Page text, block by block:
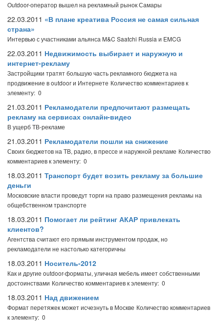
Outdoor-оператор вышел на рекламный рынок Самары
22.03.2011 «В плане креатива Россия не самая сильная
страна»
Интервью с участниками альянса M&C Saatchi Russia и EMCG
22.03.2011 Недвижимость выбирает и наружную и
интернет-рекламу
Застройщики тратят большую часть рекламного бюджета на
продвижение в outdoor и Интернете Количество комментариев к
элементу: 0
21.03.2011 Рекламодатели предпочитают размещать
рекламу на сервисах онлайн-видео
В ущерб ТВ-рекламе
21.03.2011 Рекламодатели пошли на снижение
Своих бюджетов на ТВ, радио, в прессе и наружной рекламе Количество
комментариев к элементу: 0
18.03.2011 Транспорт будет возить рекламу за большие
деньги
Московские власти проведут торги на право размещения рекламы на
обще6ственном транспорте
18.03.2011 Помогает ли рейтинг АКАР привлекать
клиентов?
Агентства считают его прямым инструментом продаж, но
рекламодатели не настолько категоричны
18.03.2011 Носитель-2012
Как и другие outdoor-форматы, уличная мебель имеет собственными
достоинствами Количество комментариев к элементу: 0
18.03.2011 Над движением
Формат перетяжек может исчезнуть в Москве Количество комментариев
к элементу: 0